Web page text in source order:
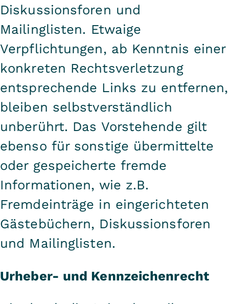
Diskussionsforen und
Mailinglisten. Etwaige
Verpflichtungen, ab Kenntnis einer
konkreten Rechtsverletzung
entsprechende Links zu entfernen,
bleiben selbstverständlich
unberührt. Das Vorstehende gilt
ebenso für sonstige übermittelte
oder gespeicherte fremde
Informationen, wie z.B.
Fremdeinträge in eingerichteten
Gästebüchern, Diskussionsforen
und Mailinglisten.
Urheber- und Kennzeichenrecht